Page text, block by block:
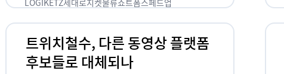
LOGIKETZ세대로지켓물류쇼트폼스페드업
트위치철수, 다른 동영상 플랫폼
후보들로 대체되나